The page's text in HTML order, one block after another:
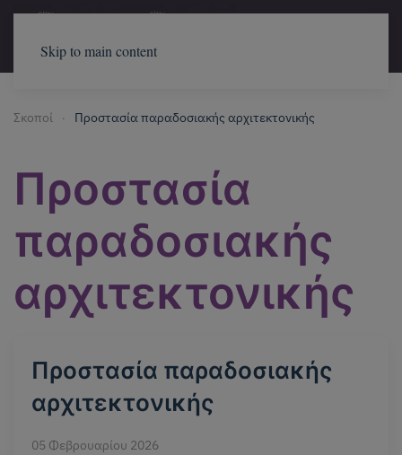
Skip to main content
Σκοποί Προστασία παραδοσιακής αρχιτεκτονικής
Προστασία
παραδοσιακής
αρχιτεκτονικής
Προστασία παραδοσιακής
αρχιτεκτονικής
05 Φεβρουαρίου 2026